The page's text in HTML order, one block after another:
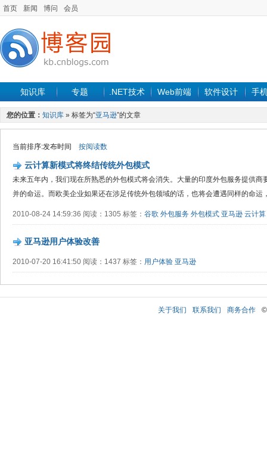
首页 新闻 博问 会员
知识库 专题 .NET技术 Web前端 软件设计 手
您的位置： 知识库 » 标签为“亚马逊”的文章
当前排序:发布时间 按阅读数
云计算新模式将终结传统外包模式
未来五年内，我们现在所熟悉的外包模式将会消失。大量的印度外包服务提供
并的命运。而欧美企业如果还在涉足传统外包领域的话，也将会遭遇同样的命运
2010-08-24 14:59:36 阅读：1305 标签： 谷歌 外包服务 外包模式 亚马逊 云计算
亚马逊用户体验改善
2010-07-20 16:41:50 阅读：1437 标签： 用户体验 亚马逊
关于我们 联系我们 商务合作